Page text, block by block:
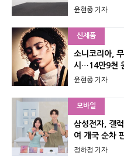
윤현종 기자
신제품
소니코리아,
시…14만9천
윤현종 기자
모바일
삼성전자, 갤
여 개국 순차
정하정 기자